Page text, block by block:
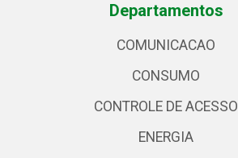
Departamentos
COMUNICACAO
CONSUMO
CONTROLE DE ACESSO
ENERGIA